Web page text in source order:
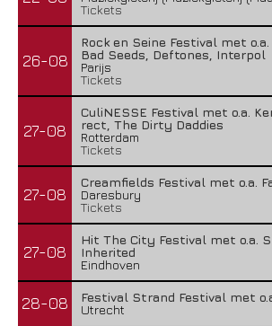
Tickets
26-08
Rock en Seine Festival met
Bad Seeds, Deftones, Interpol
Parijs
Tickets
27-08
CuliNESSE Festival met o.a.
rect, The Dirty Daddies
Rotterdam
Tickets
27-08
Creamfields Festival met o.a.
Daresbury
Tickets
27-08
Hit The City Festival met o.a.
Inherited
Eindhoven
28-08
Festival Strand Festival met
Utrecht